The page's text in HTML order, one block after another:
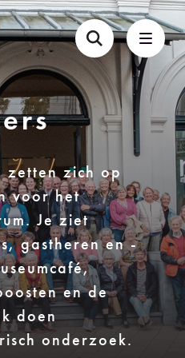
zetten zich op
voor het
Je ziet
gastheren en -
en de
doen
onderzoek.